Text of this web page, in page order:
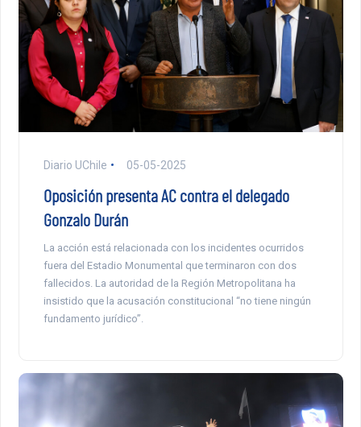
Diario UChile 05-05-2025
Oposición presenta AC contra el delegado
Gonzalo Durán
La acción está relacionada con los incidentes ocurridos
fuera del Estadio Monumental que terminaron con dos
fallecidos. La autoridad de la Región Metropolitana ha
insistido que la acusación constitucional “no tiene ningún
fundamento jurídico”.